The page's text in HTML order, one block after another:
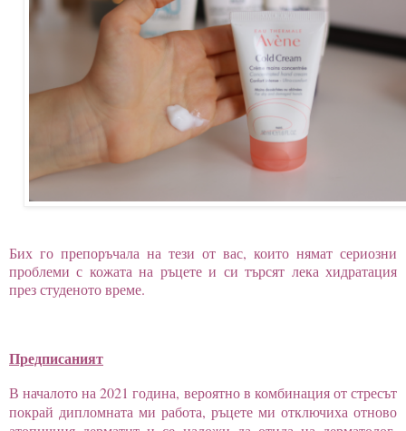
Бих го препоръчала на тези от вас, които нямат сериозни
проблеми с кожата на ръцете и си търсят лека хидратация
през студеното време.
Предписаният
В началото на 2021 година, вероятно в комбинация от стресът
покрай дипломната ми работа, ръцете ми отключиха отново